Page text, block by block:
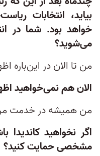
خواهد بود. شما در
می‌شوید؟
من تا الان در این‌باره
الان هم نمی‌خواهید
من همیشه در خدمت
اگر نخواهید
مشخصی حمایت کنید؟